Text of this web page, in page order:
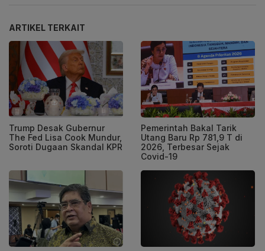
ARTIKEL TERKAIT
Trump Desak Gubernur
The Fed Lisa Cook Mundur,
Soroti Dugaan Skandal KPR
Pemerintah Bakal Tarik
Utang Baru Rp 781,9 T di
2026, Terbesar Sejak
Covid-19